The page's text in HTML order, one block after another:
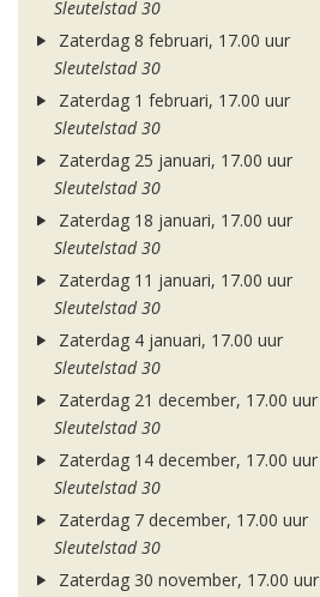
Sleutelstad 30
Zaterdag 8 februari, 17.00 uur
Sleutelstad 30
Zaterdag 1 februari, 17.00 uur
Sleutelstad 30
Zaterdag 25 januari, 17.00 uur
Sleutelstad 30
Zaterdag 18 januari, 17.00 uur
Sleutelstad 30
Zaterdag 11 januari, 17.00 uur
Sleutelstad 30
Zaterdag 4 januari, 17.00 uur
Sleutelstad 30
Zaterdag 21 december, 17.00 uur
Sleutelstad 30
Zaterdag 14 december, 17.00 uur
Sleutelstad 30
Zaterdag 7 december, 17.00 uur
Sleutelstad 30
Zaterdag 30 november, 17.00 uur